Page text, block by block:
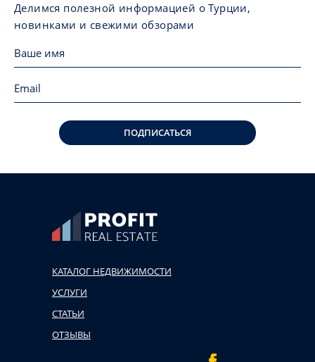
Делимся полезной информацией о Турции,
новинками и свежими обзорами
ПОДПИСАТЬСЯ
КАТАЛОГ НЕДВИЖИМОСТИ
УСЛУГИ
СТАТЬИ
ОТЗЫВЫ